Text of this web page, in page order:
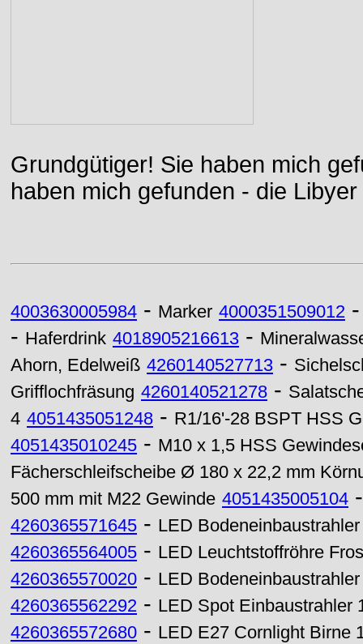
Grundgütiger! Sie haben mich
haben mich gefunden - die
4003630005984 - Marker 4000351509012
- Haferdrink 4018905216613 -
Ahorn, Edelweiß 4260140527713 -
Grifflochfräsung 4260140521278 -
4 4051435051248 - R1/16'-28 BSPT HSS
4051435010245 - M10 x 1,5 HSS
Fächerschleifscheibe Ø 180 x 22,2 mm
500 mm mit M22 Gewinde 4051435005104
4260365571645 - LED
4260365564005 - LED Leuchtstoffröhre
4260365570020 - LED
4260365562292 - LED Spot Einbaustrahler
4260365572680 - LED E27 Cornlight Birne